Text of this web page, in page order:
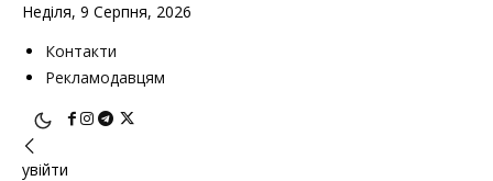
Неділя, 9 Серпня, 2026
Контакти
Рекламодавцям
увійти